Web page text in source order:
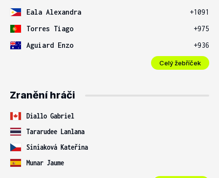
Eala Alexandra
+1091
Torres Tiago
+975
Aguiard Enzo
+936
Celý žebříček
Zranění hráči
Diallo Gabriel
Tararudee Lanlana
Siniaková Kateřina
Munar Jaume